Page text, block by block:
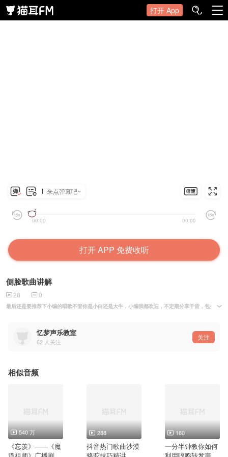
打开 App
来点弹幕吧~
00:00 00:00
打开 APP 免费收听
侧脸歌曲讲解
28 0
最后还是要推荐下小编的唱歌不管你是小白还是大牛，小编我都欢迎，不定期分享干货，包括小
忆梦声乐教室
62 人关注
关注
相似音频
540 万
《忘羡》——《魔
288
抖音热门歌曲沙漠
160
一分半钟教你如何